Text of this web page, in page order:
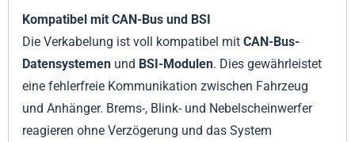
Kompatibel mit CAN-Bus und BSI
Die Verkabelung ist voll kompatibel mitCAN-Bus-
Datensystemen und BSI-Modulen. Dies gewährleistet
eine fehlerfreie Kommunikation zwischen Fahrzeug
und Anhänger. Brems-, Blink- und Nebelscheinwerfer
reagieren ohne Verzögerung und das System